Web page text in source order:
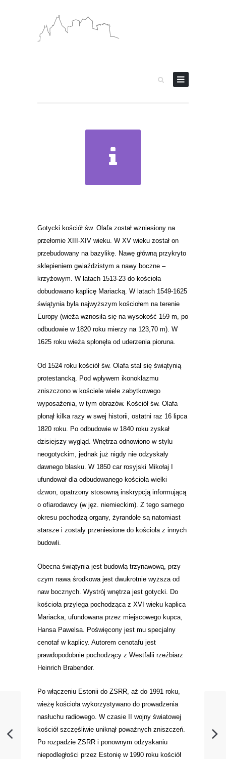
Gotycki kościół św. Olafa został wzniesiony na
przełomie XIII-XIV wieku. W XV wieku został on
przebudowany na bazylikę. Nawę główną przykryto
sklepieniem gwiaździstym a nawy boczne –
krzyżowym. W latach 1513-23 do kościoła
dobudowano kaplicę Mariacką. W latach 1549-1625
świątynia była najwyższym kościołem na terenie
Europy (wieża wznosiła się na wysokość 159 m, po
odbudowie w 1820 roku mierzy na 123,70 m). W
1625 roku wieża spłonęła od uderzenia pioruna.
Od 1524 roku kościół św. Olafa stał się świątynią
protestancką. Pod wpływem ikonoklazmu
zniszczono w kościele wiele zabytkowego
wyposażenia, w tym obrazów. Kościół św. Olafa
płonął kilka razy w swej historii, ostatni raz 16 lipca
1820 roku. Po odbudowie w 1840 roku zyskał
dzisiejszy wygląd. Wnętrza odnowiono w stylu
neogotyckim, jednak już nigdy nie odzyskały
dawnego blasku. W 1850 car rosyjski Mikołaj I
ufundował dla odbudowanego kościoła wielki
dzwon, opatrzony stosowną inskrypcją informującą
o ofiarodawcy (w jęz. niemieckim). Z tego samego
okresu pochodzą organy, żyrandole są natomiast
starsze i zostały przeniesione do kościoła z innych
budowli.
Obecna świątynia jest budowlą trzynawową, przy
czym nawa środkowa jest dwukrotnie wyższa od
naw bocznych. Wystrój wnętrza jest gotycki. Do
kościoła przylega pochodząca z XVI wieku kaplica
Mariacka, ufundowana przez miejscowego kupca,
Hansa Pawelsa. Poświęcony jest mu specjalny
cenotaf w kaplicy. Autorem cenotafu jest
prawdopodobnie pochodzący z Westfalii rzeźbiarz
Heinrich Brabender.
Po włączeniu Estonii do ZSRR, aż do 1991 roku,
wieżę kościoła wykorzystywano do prowadzenia
nasłuchu radiowego. W czasie
II wojny światowej
kościół szczęśliwie uniknął poważnych zniszczeń.
Po rozpadzie ZSRR i ponownym odzyskaniu
niepodległości przez Estonię w 1990 roku kościół